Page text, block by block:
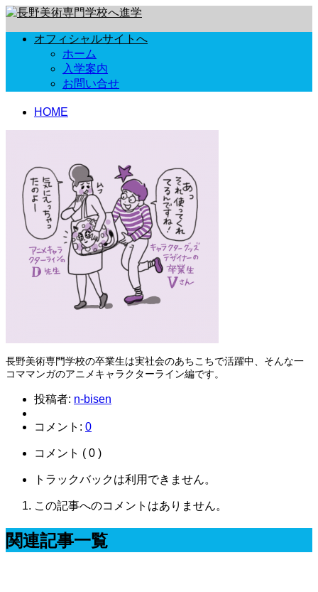
オフィシャルサイトへ
ホーム
入学案内
お問い合せ
HOME
長野美術専門学校の卒業生は実社会のあちこちで活躍中、そんな一
コママンガのアニメキャラクターライン編です。
投稿者: n-bisen
コメント: 0
コメント ( 0 )
トラックバックは利用できません。
この記事へのコメントはありません。
関連記事一覧